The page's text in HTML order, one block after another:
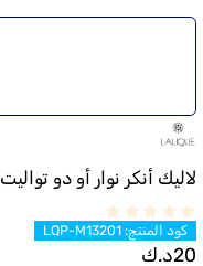
لاليك أنكر نوار أو دو تواليت 100 مل سبراي
كود المنتج:
LQP-M13201
20د.ك